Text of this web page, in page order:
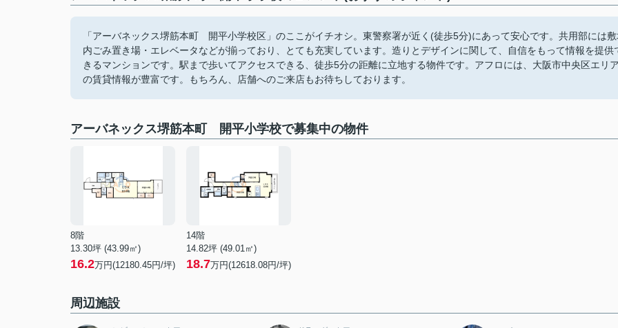
「アーバネックス堺筋本町 開平小学校区」のここがイチオシ。東警察署が近く(徒歩5分)にあって安心です。共用部には
内ごみ置き場・エレベータなどが揃っており、とても充実しています。造りとデザインに関して、自信をもって情報を提供
きるマンションです。駅まで歩いてアクセスできる、徒歩5分の距離に立地する物件です。アフロには、大阪市中央区エリ
の賃貸情報が豊富です。もちろん、店舗へのご来店もお待ちしております。
アーバネックス堺筋本町 開平小学校で募集中の物件
8階
13.30坪 (43.99㎡)
16.2万円(12180.45円/坪)
14階
14.82坪 (49.01㎡)
18.7万円(12618.08円/坪)
周辺施設